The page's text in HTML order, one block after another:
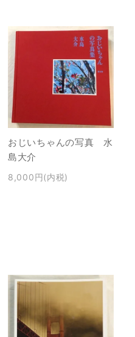
おじいちゃんの写真 水
島大介
8,000円(内税)